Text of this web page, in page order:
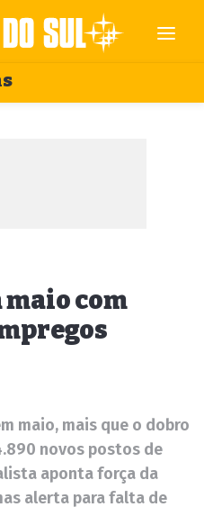
maio com
maio, mais que o dobro
novos postos de
aponta força da
alerta para falta de